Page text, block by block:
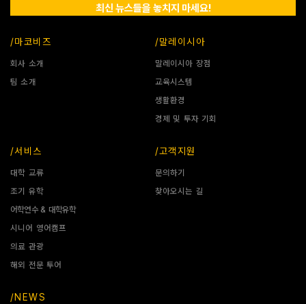
최신 뉴스들을 놓치지 마세요!
/마코비즈
회사 소개
팀 소개
/말레이시아
말레이시아 장점
교육시스템
생활환경
경제 및 투자 기회
/서비스
대학 교류
조기 유학
어학연수 & 대학유학
시니어 영어캠프
의료 관광
해외 전문 투어
/고객지원
문의하기
찾아오시는 길
/NEWS